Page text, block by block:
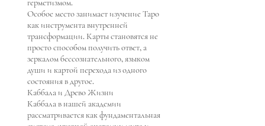
Особое место занимает изучение Таро
как инструмента внутренней
трансформации. Карты становятся не
просто способом получить ответ, а
зеркалом бессознательного, языком
души и картой перехода из одного
состояния в другое.
Каббала и Древо Жизни
Каббала в нашей академии
рассматривается как фундаментальная